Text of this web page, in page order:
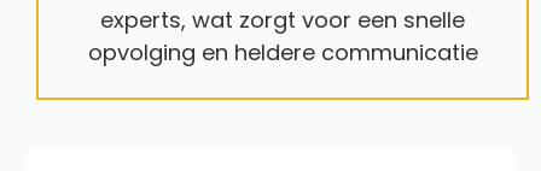
experts, wat zorgt voor een snelle
opvolging en heldere communicatie